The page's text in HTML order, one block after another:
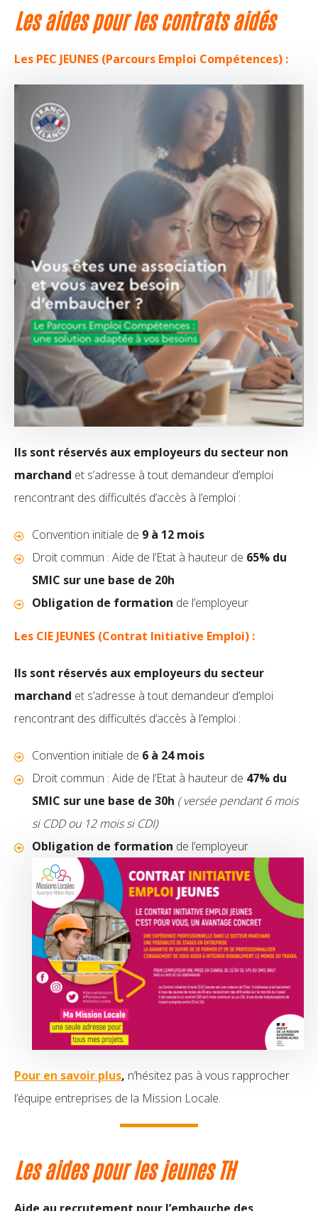
Les aides pour les contrats aidés
Les PEC JEUNES (Parcours Emploi Compétences) :
Ils sont réservés aux employeurs du secteur non
marchand et s’adresse à tout demandeur d’emploi
rencontrant des difficultés d’accès à l’emploi :
Convention initiale de 9 à 12 mois
Droit commun : Aide de l’Etat à hauteur de 65% du
SMIC sur une base de 20h
Obligation de formation de l’employeur
Les CIE JEUNES (Contrat Initiative Emploi) :
Ils sont réservés aux employeurs du secteur
marchand et s’adresse à tout demandeur d’emploi
rencontrant des difficultés d’accès à l’emploi :
Convention initiale de 6 à 24 mois
Droit commun : Aide de l’Etat à hauteur de 47% du
SMIC sur une base de 30h ( versée pendant 6 mois
si CDD ou 12 mois si CDI)
Obligation de formation de l’employeur
Pour en savoir plus, n’hésitez pas à vous rapprocher
l’équipe entreprises de la Mission Locale.
Les aides pour les jeunes TH